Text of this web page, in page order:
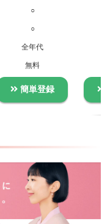
○
○
全年代
無料
簡単登録